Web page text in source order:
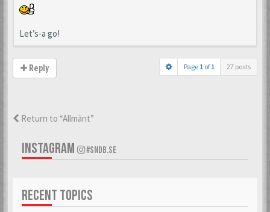
Let’s-a go!
Reply Page 1 of1 27 posts
Return to “Allmänt”
INSTAGRAM #SNDB.SE
RECENT TOPICS